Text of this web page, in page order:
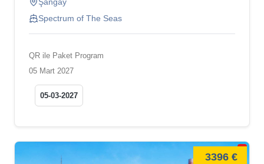
Şangay
Spectrum of The Seas
QR ile Paket Program
05 Mart 2027
05-03-2027
3396 €